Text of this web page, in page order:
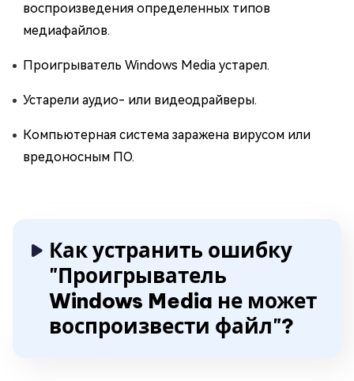
воспроизведения определенных типов
медиафайлов.
Проигрыватель Windows Media устарел.
Устарели аудио- или видеодрайверы.
Компьютерная система заражена вирусом или
вредоносным ПО.
Как устранить ошибку
"Проигрыватель
Windows Media не может
воспроизвести файл"?